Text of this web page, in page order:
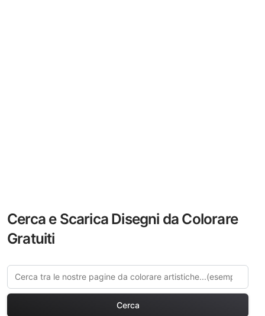
Cerca e Scarica Disegni da Colorare
Gratuiti
Cerca